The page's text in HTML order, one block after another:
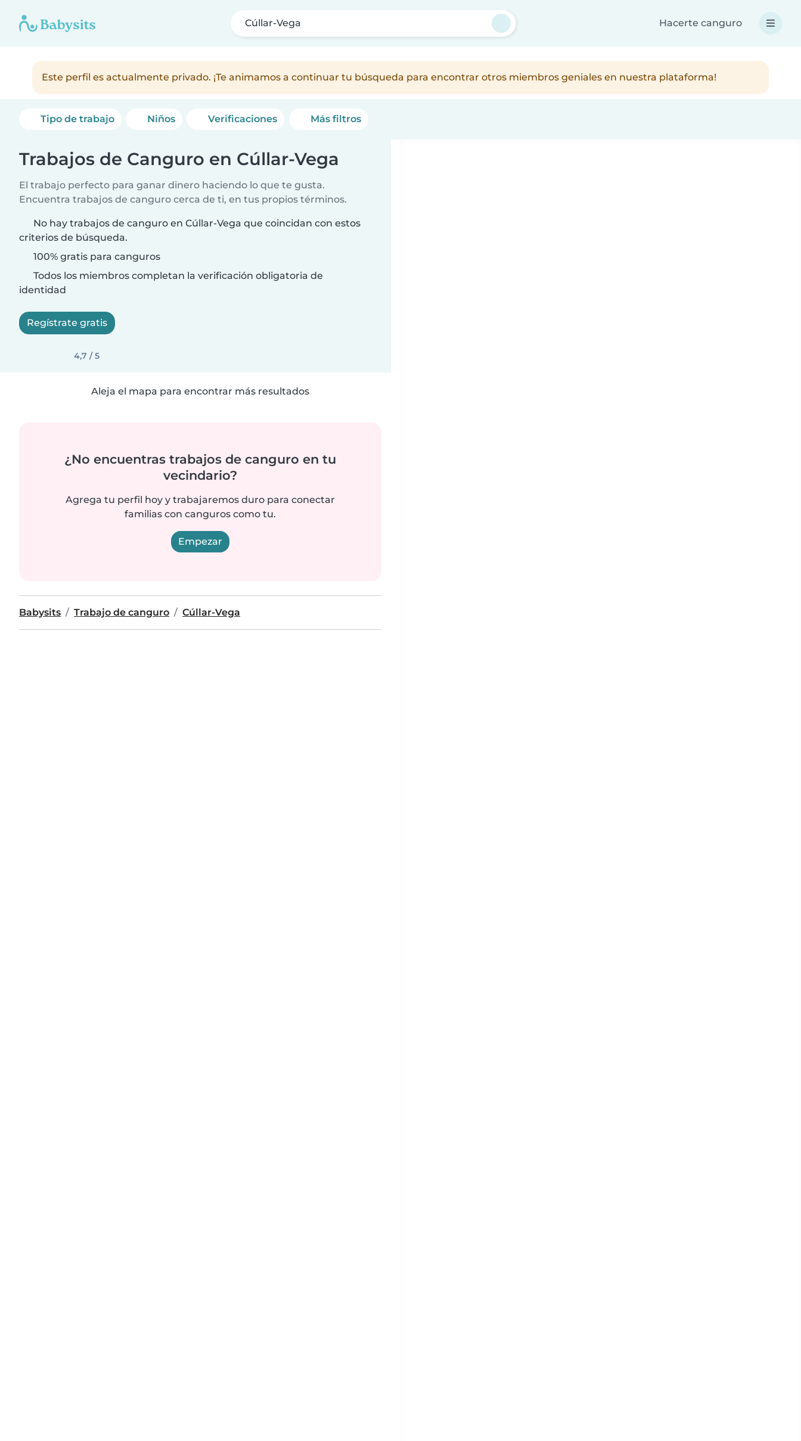
Cúllar-Vega Hacerte canguro
Este perfil es actualmente privado. ¡Te animamos a continuar tu búsqueda para encontrar otros miembros geniales en nuestra plataforma!
Tipo de trabajo Niños Verificaciones Más filtros
Trabajos de Canguro en Cúllar-Vega
El trabajo perfecto para ganar dinero haciendo lo que te gusta.
Encuentra trabajos de canguro cerca de ti, en tus propios términos.
No hay trabajos de canguro en Cúllar-Vega que coincidan con estos
criterios de búsqueda.
100% gratis para canguros
Todos los miembros completan la verificación obligatoria de
identidad
Regístrate gratis
4,7 / 5
Aleja el mapa para encontrar más resultados
¿No encuentras trabajos de canguro en tu
vecindario?
Agrega tu perfil hoy y trabajaremos duro para conectar
familias con canguros como tu.
Empezar
Babysits Trabajo de canguro Cúllar-Vega